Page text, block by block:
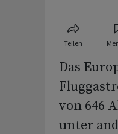
Teilen
Das
von 646
unter